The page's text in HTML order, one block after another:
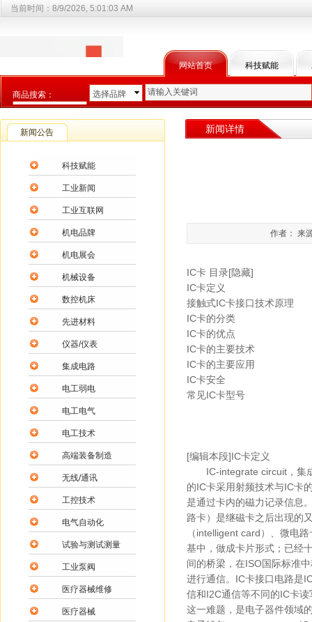
网站首页 科技赋能
当前时间： 8/9/2026, 5:01:04 AM
商品搜索：
选择商品分类
选择品牌
作者： 来
IC卡 目录[隐藏]
IC卡定义
接触式IC卡接口技术原理
IC卡的分类
IC卡的优点
IC卡的主要技术
IC卡的主要应用
IC卡安全
常见IC卡型号
[编辑本段]IC卡定义
IC-integrate circuit，集
的IC卡采用射频技术与IC卡
是通过卡内的磁力记录信
路卡）是继磁卡之后出现的
（intelligent card）、微电
基中，做成卡片形式；已
间的桥梁，在ISO国际标准
进行通信。IC卡接口电路是
信和I2C通信等不同的IC卡
这一难题，是电子器件领域
新闻公告
科技赋能
工业新闻
工业互联网
机电品牌
机电展会
机械设备
数控机床
先进材料
仪器/仪表
集成电路
电工弱电
电工电气
电工技术
高端装备制造
无线/通讯
工控技术
电气自动化
试验与测试测量
工业泵阀
医疗器械维修
医疗器械
新闻详情